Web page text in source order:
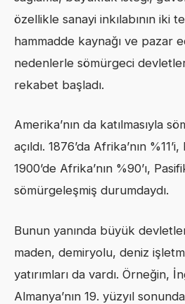
özellikle sanayi inkılabının iki
hammadde kaynağı ve pazar
nedenlerle sömürgeci
rekabet başladı.
Amerika’nın da katılmasıyla
açıldı. 1876’da Afrika’nın
1900’de Afrika’nın %90’ı,
sömürgeleşmiş durumdaydı.
Bunun yanında büyük
maden, demiryolu, deniz
yatırımları da vardı. Örneğin,
Almanya’nın 19. yüzyıl